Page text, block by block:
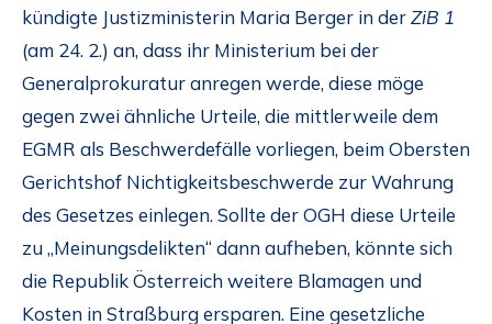
kündigte Justizministerin Maria Berger in derZiB 1
(am 24. 2.) an, dass ihr Ministerium bei der
Generalprokuratur anregen werde, diese möge
gegen zwei ähnliche Urteile, die mittlerweile dem
EGMR als Beschwerdefälle vorliegen, beim Obersten
Gerichtshof Nichtigkeitsbeschwerde zur Wahrung
des Gesetzes einlegen. Sollte der OGH diese Urteile
zu „Meinungsdelikten“ dann aufheben, könnte sich
die Republik Österreich weitere Blamagen und
Kosten in Straßburg ersparen. Eine gesetzliche